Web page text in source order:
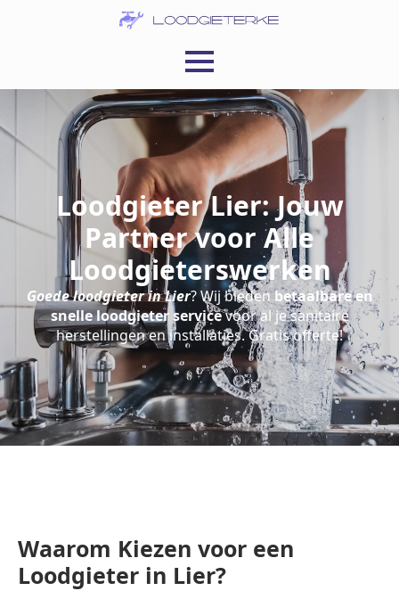
Loodgieter Lier: Jouw
Partner voor Alle
Loodgieterswerken
Goede loodgieter in Lier? Wij biedenbetaalbare en
snelle loodgieter servicevoor al je sanitaire
herstellingen en installaties. Gratis offerte!
Waarom Kiezen voor een
Loodgieter in Lier?